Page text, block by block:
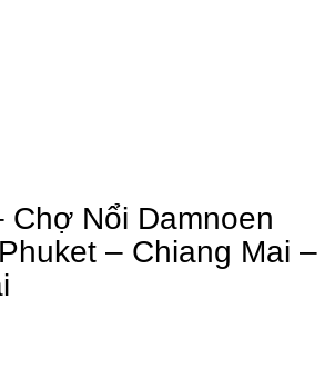
Chợ Nổi Damnoen
– Chiang Mai –